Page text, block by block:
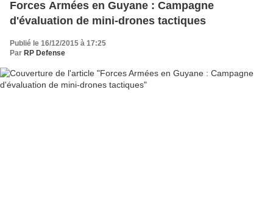
Forces Armées en Guyane : Campagne
d'évaluation de mini-drones tactiques
Publié le 16/12/2015 à 17:25
Par RP Defense